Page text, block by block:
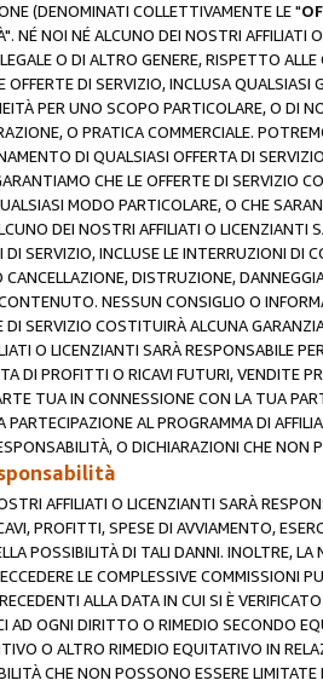
(DENOMINATI COLLETTIVAMENTE LE "
NÉ NOI NÉ ALCUNO DEI NOSTRI
O DI ALTRO GENERE, RISPETTO
OFFERTE DI SERVIZIO, INCLUSA
PER UNO SCOPO PARTICOLARE, O DI
O PRATICA COMMERCIALE.
DI QUALSIASI OFFERTA DI
CHE LE OFFERTE DI SERVIZIO
MODO PARTICOLARE, O CHE
DEI NOSTRI AFFILIATI O LICENZIANTI
SERVIZIO, INCLUSE LE INTERRUZIONI DI
CANCELLAZIONE, DISTRUZIONE,
NESSUN CONSIGLIO O
DI SERVIZIO COSTITUIRÀ ALCUNA
O LICENZIANTI SARÀ RESPONSABILE
DI PROFITTI O RICAVI FUTURI, VENDITE
TUA IN CONNESSIONE CON LA TUA
AL PROGRAMMA DI
O DICHIARAZIONI CHE NON
AFFILIATI O LICENZIANTI SARÀ
PROFITTI, SPESE DI AVVIAMENTO,
POSSIBILITÀ DI TALI DANNI. INOLTRE,
LE COMPLESSIVE COMMISSIONI
ALLA DATA IN CUI SI È
AD OGNI DIRITTO O RIMEDIO SECONDO
O ALTRO RIMEDIO EQUITATIVO IN
CHE NON POSSONO ESSERE LIMITATE